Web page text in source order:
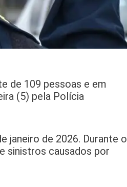
de 109 pessoas e em
(5) pela Polícia
janeiro de 2026. Durante o
sinistros causados por